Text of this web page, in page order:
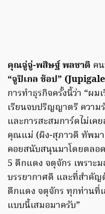
คุณจู่จู่-พสิษฐ์ พลชาติ ค
“จูปิเกล ช้อป”
การทำธุรกิจครั้งนี้ว่า “ผ
เรียนจบปริญญาตรี ความ
และการสะสมการ์ดไม่เ
คุณแม่ (ผิง-สุภาวดี ทัพมา
คอยสนับสนุนมาโดยตลอ
5 ตึกแดง จตุจักร เพราะ
บรรยากาศดี และที่สำคั
ตึกแดง จตุจักร ทุกท่านที่
แบบนี้เสมอมาครับ”